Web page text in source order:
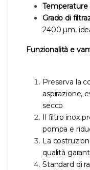
Temperature
Grado di
2400 µm,
Funzionalità e
Preserva la
aspirazione,
secco
Il filtro inox
pompa e
La
qualità
Standard di